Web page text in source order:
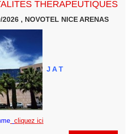
THERAPEUTIQUES
, NOVOTEL NICE ARENAS
J A T
cliquez ici